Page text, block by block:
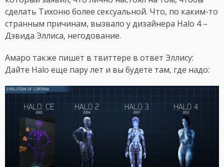
сделать Тихоню более сексуальной. Что, по каким-то
странным причинам, вызвало у дизайнера Halo 4 –
Дэвида Эллиса, негодование.
Амаро также пишет в твиттере в ответ Эллису:
Дайте Halo еще пару лет и вы будете там, где надо: